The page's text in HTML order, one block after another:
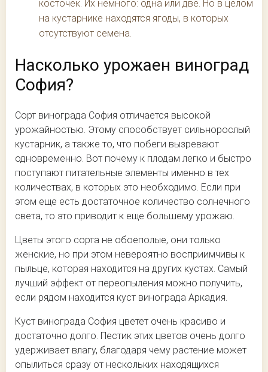
косточек. Их немного: одна или две. Но в целом
на кустарнике находятся ягоды, в которых
отсутствуют семена.
Насколько урожаен виноград
София?
Сорт винограда София отличается высокой
урожайностью. Этому способствует сильнорослый
кустарник, а также то, что побеги вызревают
одновременно. Вот почему к плодам легко и быстро
поступают питательные элементы именно в тех
количествах, в которых это необходимо. Если при
этом еще есть достаточное количество солнечного
света, то это приводит к еще большему урожаю.
Цветы этого сорта не обоеполые, они только
женские, но при этом невероятно восприимчивы к
пыльце, которая находится на других кустах. Самый
лучший эффект от переопыления можно получить,
если рядом находится куст винограда Аркадия.
Куст винограда София цветет очень красиво и
достаточно долго. Пестик этих цветов очень долго
удерживает влагу, благодаря чему растение может
опылиться сразу от нескольких находящихся